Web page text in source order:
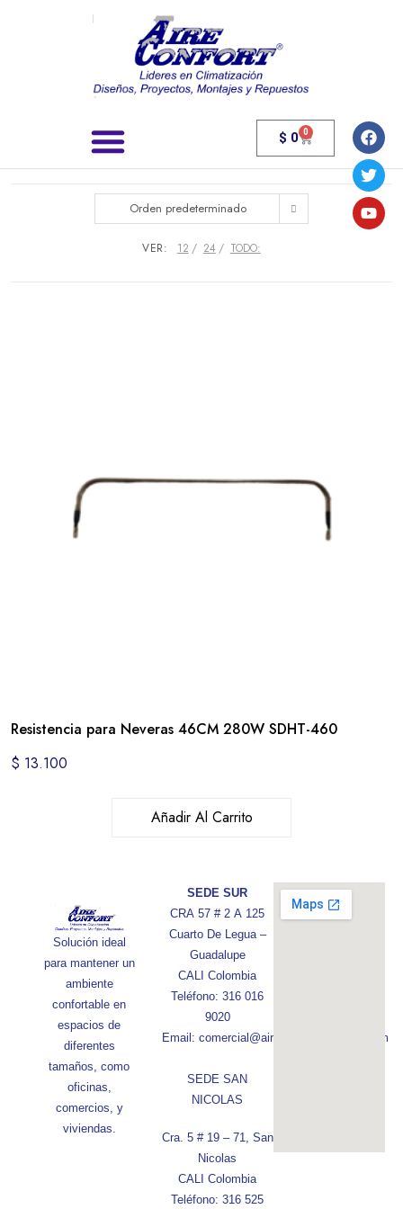
$ 0 0
Orden predeterminado
VER: 12 24 TODO:
Resistencia para Neveras 46CM 280W SDHT-460
$ 13.100
Añadir Al Carrito
Solución ideal
para mantener un
ambiente
confortable en
espacios de
diferentes
tamaños, como
oficinas,
comercios, y
viviendas.
SEDE SUR
CRA 57 # 2 A 125
Cuarto De Legua –
Guadalupe
CALI Colombia
Teléfono: 316 016
9020
Email: comercial@aireconfortcolombia.com
SEDE SAN
NICOLAS
Cra. 5 # 19 – 71, San
Nicolas
CALI Colombia
Teléfono: 316 525